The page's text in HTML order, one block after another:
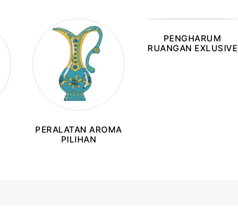
PERALATAN AROMA
PILIHAN
PENGHARUM
RUANGAN EXLUSIVE